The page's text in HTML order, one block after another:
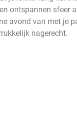
ontspannen sfeer
avond van met je
nagerecht.